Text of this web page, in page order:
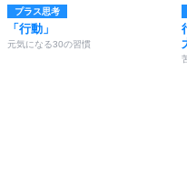
プラス思考
「行動」
元気になる30の習慣